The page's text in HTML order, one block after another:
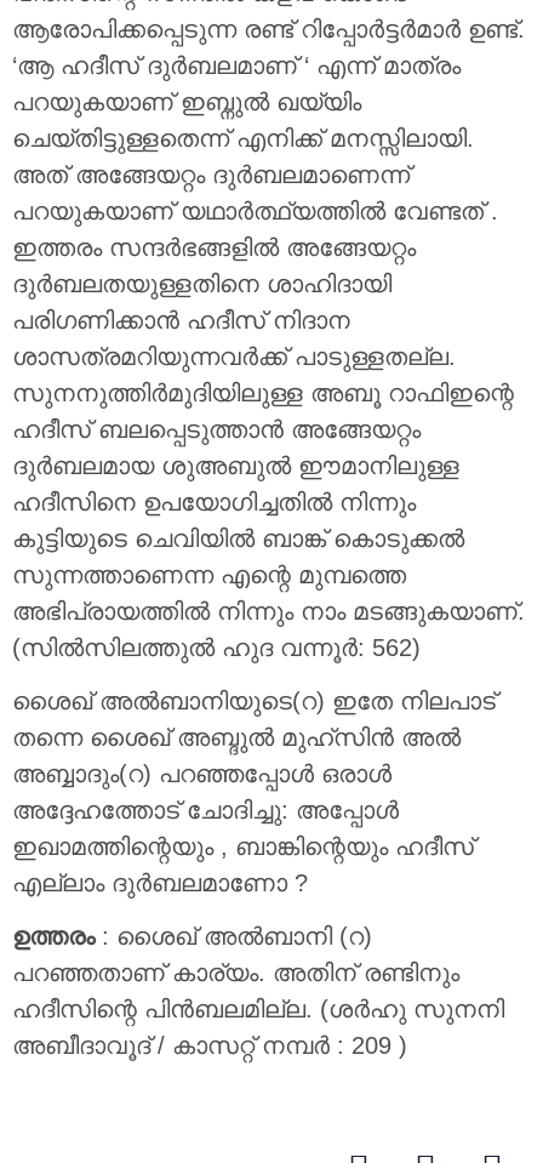
ആരോപിക്കപ്പെടുന്ന രണ്ട് റിപ്പോർട്ടർമാർ ഉണ്ട്.
‘ആ ഹദീസ് ദുർബലമാണ് ‘ എന്ന് മാത്രം
പറയുകയാണ് ഇബ്നുൽ ഖയ്യിം
ചെയ്തിട്ടുള്ളതെന്ന് എനിക്ക് മനസ്സിലായി.
അത് അങ്ങേയറ്റം ദുർബലമാണെന്ന്
പറയുകയാണ് യഥാർത്ഥ്യത്തിൽ വേണ്ടത് .
ഇത്തരം സന്ദർഭങ്ങളിൽ അങ്ങേയറ്റം
ദുർബലതയുള്ളതിനെ ശാഹിദായി
പരിഗണിക്കാൻ ഹദീസ് നിദാന
ശാസത്രമറിയുന്നവർക്ക് പാടുള്ളതല്ല.
സുനനുത്തിർമുദിയിലുള്ള അബൂ റാഫിഇന്റെ
ഹദീസ് ബലപ്പെടുത്താൻ അങ്ങേയറ്റം
ദുർബലമായ ശുഅബുൽ ഈമാനിലുള്ള
ഹദീസിനെ ഉപയോഗിച്ചതിൽ നിന്നും
കുട്ടിയുടെ ചെവിയിൽ ബാങ്ക് കൊടുക്കൽ
സുന്നത്താണെന്ന എന്റെ മുമ്പത്തെ
അഭിപ്രായത്തിൽ നിന്നും നാം മടങ്ങുകയാണ്.
(സിൽസിലത്തുൽ ഹുദ വന്നൂർ: 562)
ശൈഖ് അൽബാനിയുടെ(റ) ഇതേ നിലപാട്
തന്നെ ശൈഖ് അബ്ദുൽ മുഹ്സിൻ അൽ
അബ്ബാദും(റ) പറഞ്ഞപ്പോൾ ഒരാൾ
അദ്ദേഹത്തോട് ചോദിച്ചു: അപ്പോൾ
ഇഖാമത്തിന്റെയും , ബാങ്കിന്റെയും ഹദീസ്
എല്ലാം ദുർബലമാണോ ?
ഉത്തരം: ശൈഖ് അൽബാനി (റ)
പറഞ്ഞതാണ് കാര്യം. അതിന് രണ്ടിനും
ഹദീസിന്റെ പിൻബലമില്ല. (ശർഹു സുനനി
അബീദാവൂദ് / കാസറ്റ് നമ്പർ : 209 )